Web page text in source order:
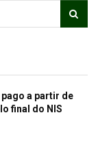
a partir de
final do NIS